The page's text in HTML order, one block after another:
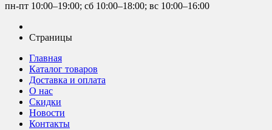
пн-пт 10:00–19:00; сб 10:00–18:00; вс 10:00–16:00
Страницы
Главная
Каталог товаров
Доставка и оплата
О нас
Скидки
Новости
Контакты